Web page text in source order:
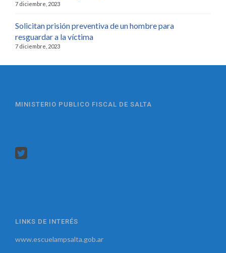
7 diciembre, 2023
Solicitan prisión preventiva de un hombre para
resguardar a la víctima
7 diciembre, 2023
MINISTERIO PUBLICO FISCAL DE SALTA
LINKS DE INTERÉS
www.escuelampsalta.gob.ar